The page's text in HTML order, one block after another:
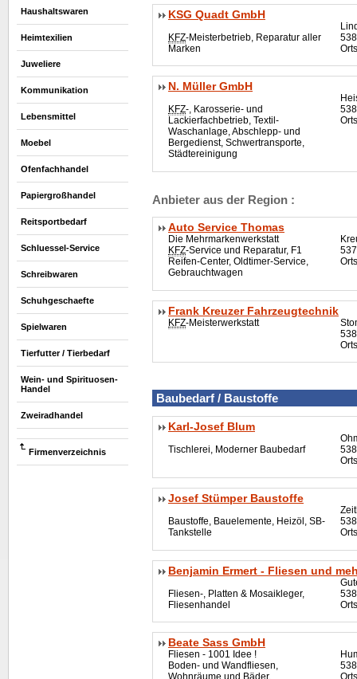
Haushaltswaren
Heimtexilien
Juweliere
Kommunikation
Lebensmittel
Moebel
Ofenfachhandel
Papiergroßhandel
Reitsportbedarf
Schluessel-Service
Schreibwaren
Schuhgeschaefte
Spielwaren
Tierfutter / Tierbedarf
Wein- und Spirituosen-
Handel
Zweiradhandel
Firmenverzeichnis
KSG Quadt GmbH
KFZ-Meisterbetrieb, Reparatur aller
Marken
N. Müller GmbH
KFZ-, Karosserie- und
Lackierfachbetrieb, Textil-
Waschanlage, Abschlepp- und
Bergedienst, Schwertransporte,
Städtereinigung
Anbieter aus der Region :
Auto Service Thomas
Die Mehrmarkenwerkstatt
KFZ-Service und Reparatur, F1
Reifen-Center, Oldtimer-Service,
Gebrauchtwagen
Frank Kreuzer Fahrzeugtechnik
KFZ-Meisterwerkstatt
Baubedarf / Baustoffe
Karl-Josef Blum
Tischlerei, Moderner Baubedarf
Josef Stümper Baustoffe
Baustoffe, Bauelemente, Heizöl, SB-
Tankstelle
Benjamin Ermert - Fliesen und
Fliesen-, Platten & Mosaikleger,
Fliesenhandel
Beate Sass GmbH
Fliesen - 1001 Idee !
Boden- und Wandfliesen,
Wohnräume und Bäder,